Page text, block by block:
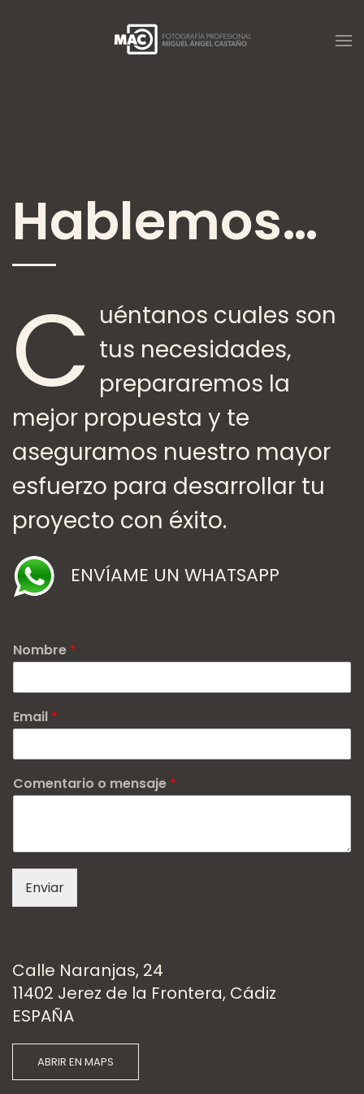
Hablemos…
C uéntanos cuales son
tus necesidades,
prepararemos la
mejor propuesta y te
aseguramos nuestro mayor
esfuerzo para desarrollar tu
proyecto con éxito.
ENVÍAME UN WHATSAPP
Nombre *
Email *
Comentario o mensaje *
Enviar
Calle Naranjas, 24
11402 Jerez de la Frontera, Cádiz
ESPAÑA
ABRIR EN MAPS